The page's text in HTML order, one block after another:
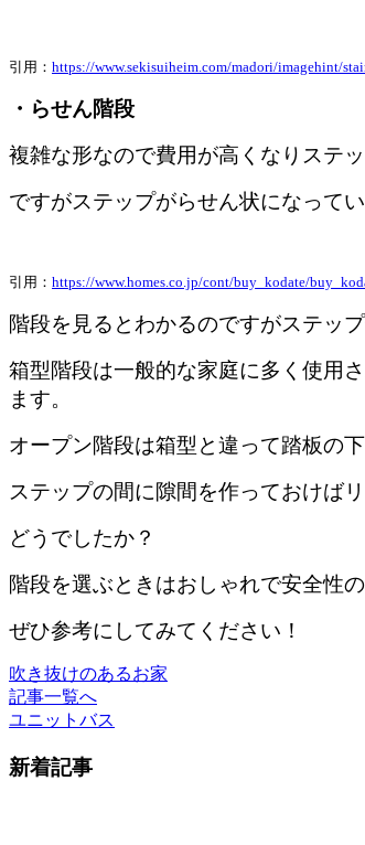
引用： https://www.sekisuiheim.com/madori/imagehint/
・らせん階段
複雑な形なので費用が高くなりステ
ですがステップがらせん状になって
引用： https://www.homes.co.jp/cont/buy_kodate/
階段を見るとわかるのですがステッ
箱型階段は一般的な家庭に多く使用
ます。
オープン階段は箱型と違って踏板の
ステップの間に隙間を作っておけば
どうでしたか？
階段を選ぶときはおしゃれで安全性
ぜひ参考にしてみてください！
吹き抜けのあるお家
記事一覧へ
ユニットバス
新着記事